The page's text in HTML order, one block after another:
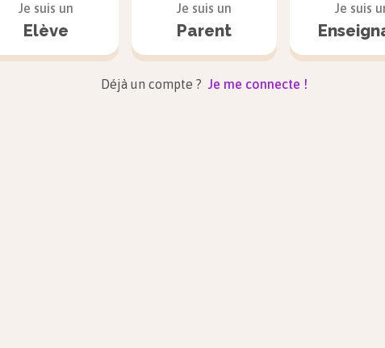
Je suis un
Elève
Je suis un
Parent
Je suis
Déjà un compte ? Je me connecte !